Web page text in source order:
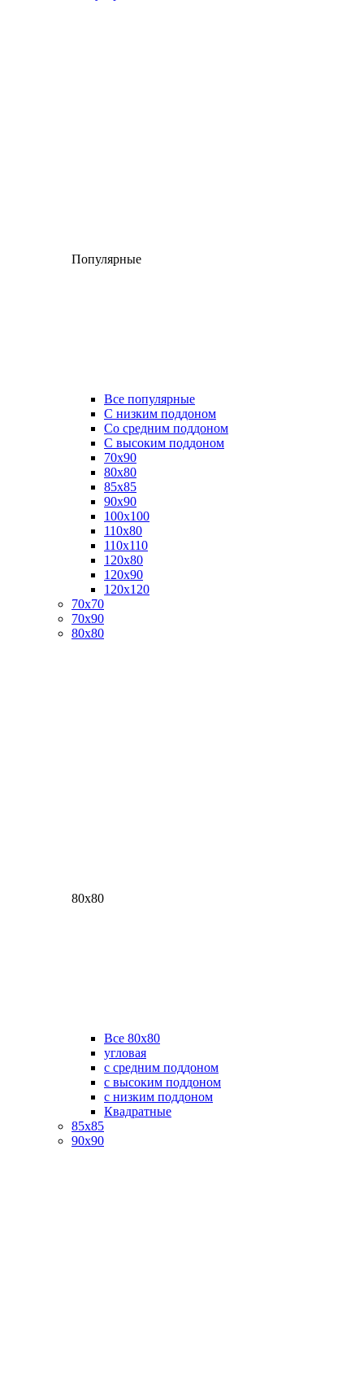
Популярные
Все популярные
C низким поддоном
Со средним поддоном
С высоким поддоном
70х90
80х80
85х85
90х90
100х100
110х80
110х110
120х80
120х90
120х120
70х70
70х90
80х80
80х80
Все 80х80
угловая
с средним поддоном
с высоким поддоном
с низким поддоном
Квадратные
85х85
90х90